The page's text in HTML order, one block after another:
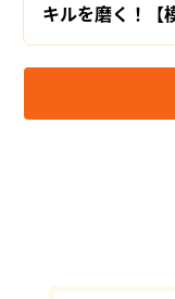
キルを磨く！【